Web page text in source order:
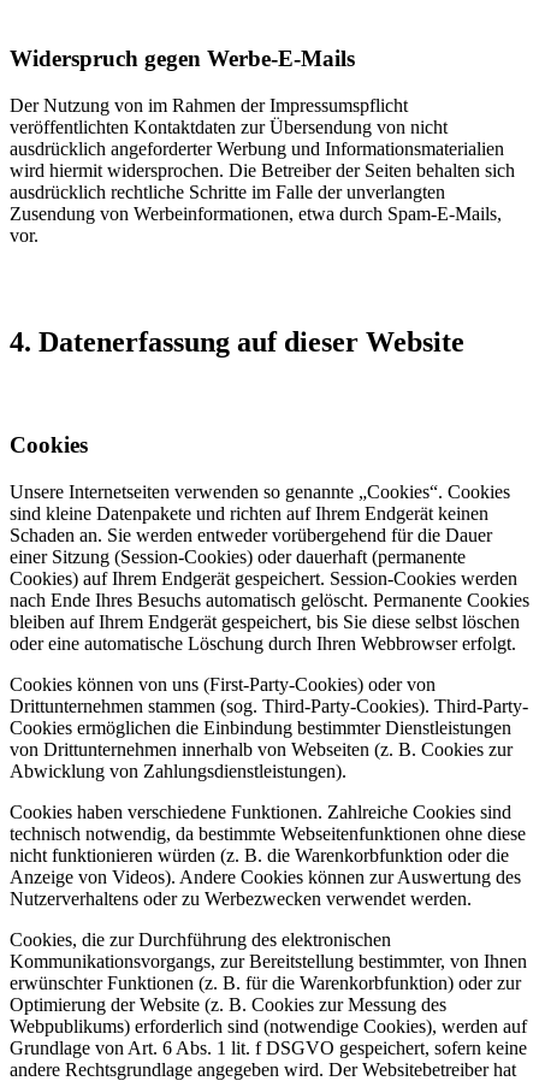
Widerspruch gegen Werbe-E-Mails
Der Nutzung von im Rahmen der Impressumspflicht
veröffentlichten Kontaktdaten zur Übersendung von nicht
ausdrücklich angeforderter Werbung und Informationsmaterialien
wird hiermit widersprochen. Die Betreiber der Seiten behalten sich
ausdrücklich rechtliche Schritte im Falle der unverlangten
Zusendung von Werbeinformationen, etwa durch Spam-E-Mails,
vor.
4. Datenerfassung auf dieser Website
Cookies
Unsere Internetseiten verwenden so genannte „Cookies“. Cookies
sind kleine Datenpakete und richten auf Ihrem Endgerät keinen
Schaden an. Sie werden entweder vorübergehend für die Dauer
einer Sitzung (Session-Cookies) oder dauerhaft (permanente
Cookies) auf Ihrem Endgerät gespeichert. Session-Cookies werden
nach Ende Ihres Besuchs automatisch gelöscht. Permanente Cookies
bleiben auf Ihrem Endgerät gespeichert, bis Sie diese selbst löschen
oder eine automatische Löschung durch Ihren Webbrowser erfolgt.
Cookies können von uns (First-Party-Cookies) oder von
Drittunternehmen stammen (sog. Third-Party-Cookies). Third-Party-
Cookies ermöglichen die Einbindung bestimmter Dienstleistungen
von Drittunternehmen innerhalb von Webseiten (z. B. Cookies zur
Abwicklung von Zahlungsdienstleistungen).
Cookies haben verschiedene Funktionen. Zahlreiche Cookies sind
technisch notwendig, da bestimmte Webseitenfunktionen ohne diese
nicht funktionieren würden (z. B. die Warenkorbfunktion oder die
Anzeige von Videos). Andere Cookies können zur Auswertung des
Nutzerverhaltens oder zu Werbezwecken verwendet werden.
Cookies, die zur Durchführung des elektronischen
Kommunikationsvorgangs, zur Bereitstellung bestimmter, von Ihnen
erwünschter Funktionen (z. B. für die Warenkorbfunktion) oder zur
Optimierung der Website (z. B. Cookies zur Messung des
Webpublikums) erforderlich sind (notwendige Cookies), werden auf
Grundlage von Art. 6 Abs. 1 lit. f DSGVO gespeichert, sofern keine
andere Rechtsgrundlage angegeben wird. Der Websitebetreiber hat